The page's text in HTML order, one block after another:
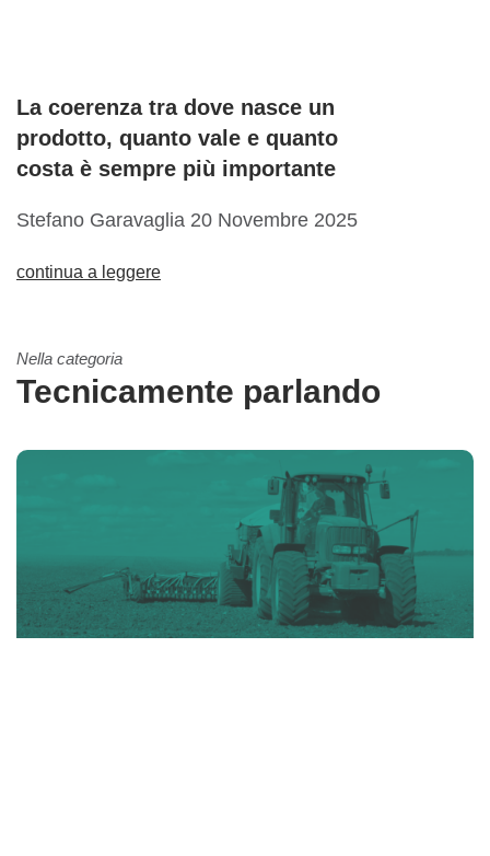
La coerenza tra dove nasce un
prodotto, quanto vale e quanto
costa è sempre più importante
Stefano Garavaglia 20 Novembre 2025
continua a leggere
Nella categoria
Tecnicamente parlando